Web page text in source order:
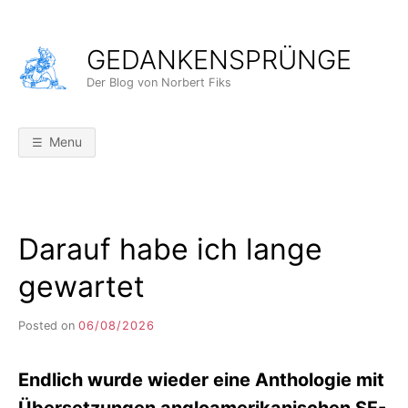
content
GEDANKENSPRÜNGE
Der Blog von Norbert Fiks
Menu
Darauf habe ich lange
gewartet
Posted on 06/08/2026
I
Endlich wurde wieder eine Anthologie mit